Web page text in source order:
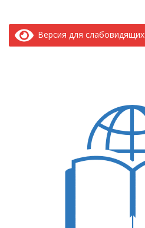
Версия для слабовидящих